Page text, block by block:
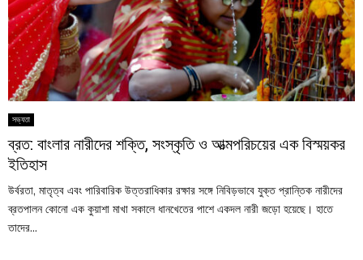
সভ্যতা
ব্রত: বাংলার নারীদের শক্তি, সংস্কৃতি ও আত্মপরিচয়ের এক বিস্ময়কর
ইতিহাস
উর্বরতা, মাতৃত্ব এবং পারিবারিক উত্তরাধিকার রক্ষার সঙ্গে নিবিড়ভাবে যুক্ত প্রান্তিক নারীদের
ব্রতপালন কোনো এক কুয়াশা মাখা সকালে ধানখেতের পাশে একদল নারী জড়ো হয়েছে। হাতে
তাদের...